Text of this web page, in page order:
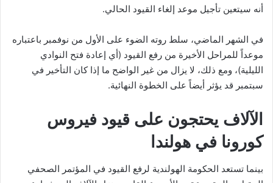
أنه سيتعين تأجيل موعد إلغاء القيود الحالي.
في الشهر الماضي، سلط روته الضوء على الأول من نوفمبر باعتباره
موعداً للمراحل الأخيرة من رفع القيود (أي إعادة فتح النوادي
الليلية)، ومع ذلك، لا يزال من غير الواضح ما إذا كان التأخير في
سبتمبر قد يؤثر أيضاً على الخطوة النهائية.
الآلاف يحتجون على قيود فيروس
كورونا في هولندا
بينما تستعد الحكومة الهولندية لرفع القيود في المؤتمر الصحفي